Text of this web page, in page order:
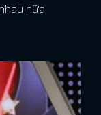
nữa.